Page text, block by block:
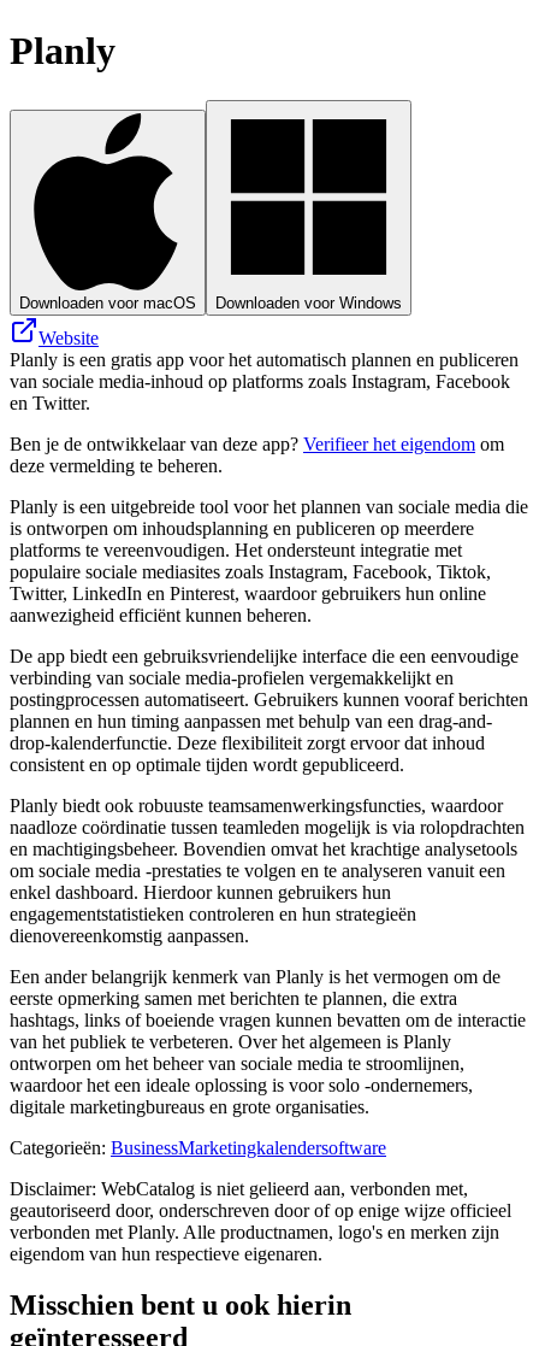
Planly
Downloaden voor macOS Downloaden voor Windows
Website
Planly is een gratis app voor het automatisch plannen en publiceren
van sociale media-inhoud op platforms zoals Instagram, Facebook
en Twitter.
Ben je de ontwikkelaar van deze app? Verifieer het eigendom om
deze vermelding te beheren.
Planly is een uitgebreide tool voor het plannen van sociale media die
is ontworpen om inhoudsplanning en publiceren op meerdere
platforms te vereenvoudigen. Het ondersteunt integratie met
populaire sociale mediasites zoals Instagram, Facebook, Tiktok,
Twitter, LinkedIn en Pinterest, waardoor gebruikers hun online
aanwezigheid efficiënt kunnen beheren.
De app biedt een gebruiksvriendelijke interface die een eenvoudige
verbinding van sociale media-profielen vergemakkelijkt en
postingprocessen automatiseert. Gebruikers kunnen vooraf berichten
plannen en hun timing aanpassen met behulp van een drag-and-
drop-kalenderfunctie. Deze flexibiliteit zorgt ervoor dat inhoud
consistent en op optimale tijden wordt gepubliceerd.
Planly biedt ook robuuste teamsamenwerkingsfuncties, waardoor
naadloze coördinatie tussen teamleden mogelijk is via rolopdrachten
en machtigingsbeheer. Bovendien omvat het krachtige analysetools
om sociale media -prestaties te volgen en te analyseren vanuit een
enkel dashboard. Hierdoor kunnen gebruikers hun
engagementstatistieken controleren en hun strategieën
dienovereenkomstig aanpassen.
Een ander belangrijk kenmerk van Planly is het vermogen om de
eerste opmerking samen met berichten te plannen, die extra
hashtags, links of boeiende vragen kunnen bevatten om de interactie
van het publiek te verbeteren. Over het algemeen is Planly
ontworpen om het beheer van sociale media te stroomlijnen,
waardoor het een ideale oplossing is voor solo -ondernemers,
digitale marketingbureaus en grote organisaties.
Categorieën: BusinessMarketingkalendersoftware
Disclaimer: WebCatalog is niet gelieerd aan, verbonden met,
geautoriseerd door, onderschreven door of op enige wijze officieel
verbonden met Planly. Alle productnamen, logo's en merken zijn
eigendom van hun respectieve eigenaren.
Misschien bent u ook hierin
geïnteresseerd